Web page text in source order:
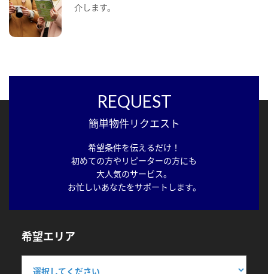
介します。
REQUEST
簡単物件リクエスト
希望条件を伝えるだけ！
初めての方やリピーターの方にも
大人気のサービス。
お忙しいあなたをサポートします。
希望エリア